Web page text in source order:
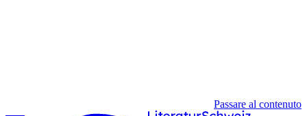
Passare al contenuto